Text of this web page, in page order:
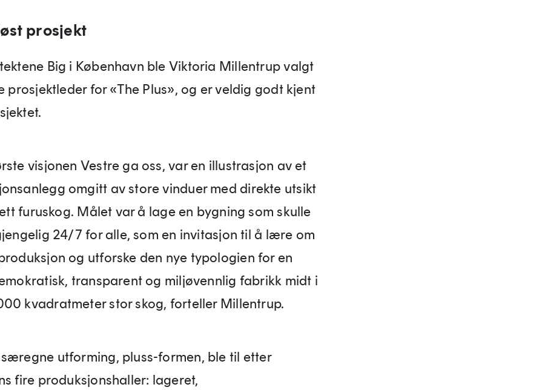
prosjekt
Big i København ble Viktoria Millentrup valgt
prosjektleder for «The Plus», og er veldig godt kjent
visjonen Vestre ga oss, var en illustrasjon av et
omgitt av store vinduer med direkte utsikt
furuskog. Målet var å lage en bygning som skulle
24/7 for alle, som en invitasjon til å lære om
og utforske den nye typologien for en
transparent og miljøvennlig fabrikk midt i
kvadratmeter stor skog, forteller Millentrup.
utforming, pluss-formen, ble til etter
fire produksjonshaller: lageret,